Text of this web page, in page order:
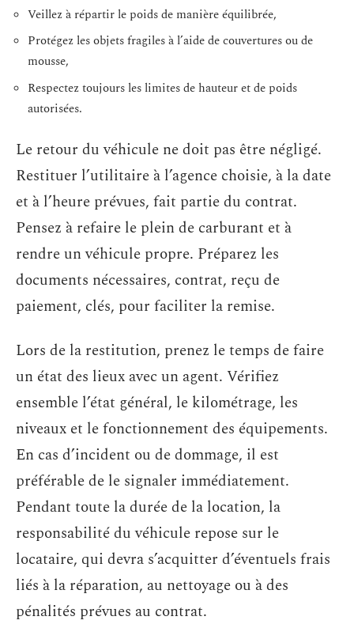
Veillez à répartir le poids de manière équilibrée,
Protégez les objets fragiles à l’aide de couvertures ou de
mousse,
Respectez toujours les limites de hauteur et de poids
autorisées.
Le retour du véhicule ne doit pas être négligé.
Restituer l’utilitaire à l’agence choisie, à la date
et à l’heure prévues, fait partie du contrat.
Pensez à refaire le plein de carburant et à
rendre un véhicule propre. Préparez les
documents nécessaires, contrat, reçu de
paiement, clés, pour faciliter la remise.
Lors de la restitution, prenez le temps de faire
un état des lieux avec un agent. Vérifiez
ensemble l’état général, le kilométrage, les
niveaux et le fonctionnement des équipements.
En cas d’incident ou de dommage, il est
préférable de le signaler immédiatement.
Pendant toute la durée de la location, la
responsabilité du véhicule repose sur le
locataire, qui devra s’acquitter d’éventuels frais
liés à la réparation, au nettoyage ou à des
pénalités prévues au contrat.